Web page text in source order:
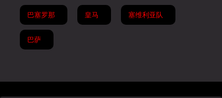
巴塞罗那 皇马 塞维利亚队
巴萨